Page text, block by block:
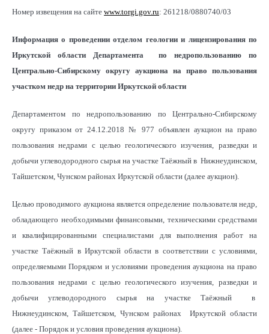
Номер извещения на сайте www.torgi.gov.ru: 261218/0880740/03
Информация о проведении отделом геологии и лицензирования по
Иркутской области Департамента по недропользованию по
Центрально-Сибирскому округу аукциона на право пользования
участком недр на территории Иркутской области
Департаментом по недропользованию по Центрально-Сибирскому
округу приказом от 24.12.2018 № 977 объявлен аукцион на право
пользования недрами с целью геологического изучения, разведки и
добычи углеводородного сырья на участке Таёжный в Нижнеудинском,
Тайшетском, Чунском районах Иркутской области (далее аукцион).
Целью проводимого аукциона является определение пользователя недр,
обладающего необходимыми финансовыми, техническими средствами
и квалифицированными специалистами для выполнения работ на
участке Таёжный в Иркутской области в соответствии с условиями,
определяемыми Порядком и условиями проведения аукциона на право
пользования недрами с целью геологического изучения, разведки и
добычи углеводородного сырья на участке Таёжный в
Нижнеудинском, Тайшетском, Чунском районах Иркутской области
(далее - Порядок и условия проведения аукциона).